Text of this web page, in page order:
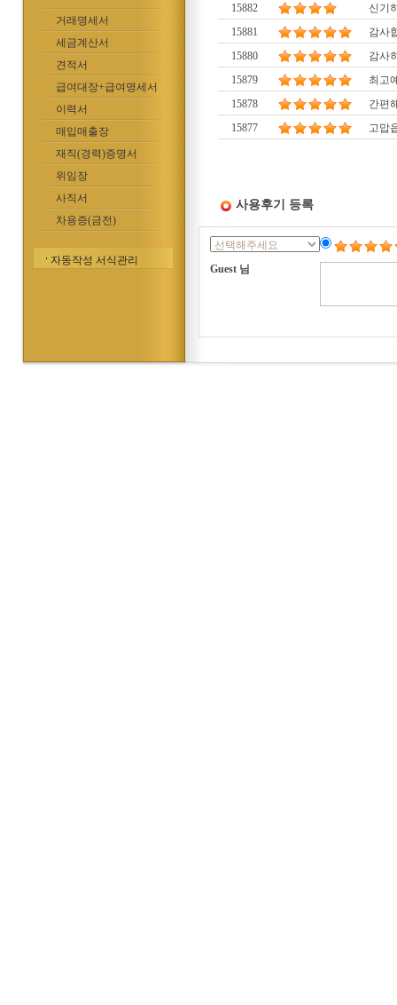
거래명세서
세금계산서
견적서
급여대장+급여명세서
이력서
매입매출장
재직(경력)증명서
위임장
사직서
차용증(금전)
자동작성 서식관리
15882
신기
15881
감사
15880
감사
15879
최고
15878
간편
15877
고맙
사용후기 등록
Guest 님